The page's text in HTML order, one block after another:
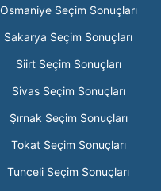
Osmaniye Seçim Sonuçları
Sakarya Seçim Sonuçları
Siirt Seçim Sonuçları
Sivas Seçim Sonuçları
Şırnak Seçim Sonuçları
Tokat Seçim Sonuçları
Tunceli Seçim Sonuçları